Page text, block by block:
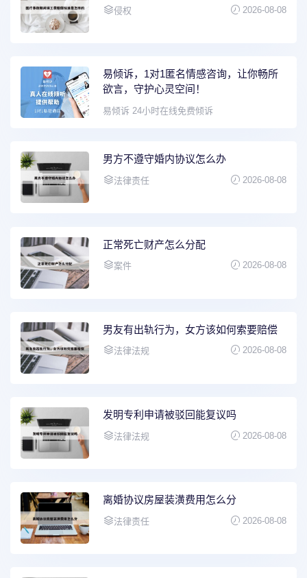
侵权 2026-08-08
易倾诉，1对1匿名情感咨询，让你畅所
欲言，守护心灵空间！
易倾诉 24小时在线免费倾诉
男方不遵守婚内协议怎么办
法律责任 2026-08-08
正常死亡财产怎么分配
案件 2026-08-08
男友有出轨行为，女方该如何索要赔偿
法律法规 2026-08-08
发明专利申请被驳回能复议吗
法律法规 2026-08-08
离婚协议房屋装潢费用怎么分
法律责任 2026-08-08